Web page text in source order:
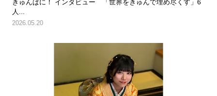
きゅんぱに！ インタビュー 「世界をきゅんで埋め尽くす」6
人...
2026.05.20